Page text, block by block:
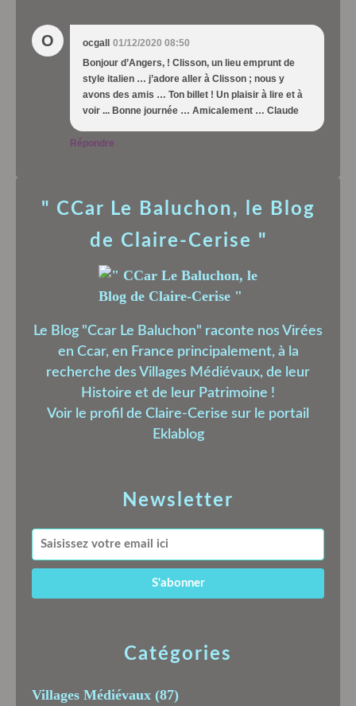
O ocgall 01/12/2020 08:50
Bonjour d’Angers, ! Clisson, un lieu emprunt de
style italien … j’adore aller à Clisson ; nous y
avons des amis … Ton billet ! Un plaisir à lire et à
voir ... Bonne journée … Amicalement … Claude
Répondre
Newsletter
Catégories
Villages Médiévaux (87)
" CCar Le Baluchon, le Blog
de Claire-Cerise "
Le Blog "Ccar Le Baluchon" raconte nos Virées
en Ccar, en France principalement, à la
recherche des Villages Médiévaux, de leur
Histoire et de leur Patrimoine !
Voir le profil de Claire-Cerise sur le portail
Eklablog